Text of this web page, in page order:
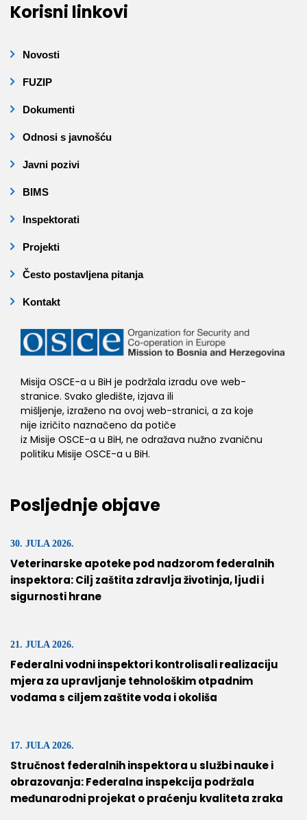
Korisni linkovi
Novosti
FUZIP
Dokumenti
Odnosi s javnošću
Javni pozivi
BIMS
Inspektorati
Projekti
Često postavljena pitanja
Kontakt
Misija OSCE-a u BiH je podržala izradu ove web-
stranice. Svako gledište, izjava ili
mišljenje, izraženo na ovoj web-stranici, a za koje
nije izričito naznačeno da potiče
iz Misije OSCE-a u BiH, ne odražava nužno zvaničnu
politiku Misije OSCE-a u BiH.
Posljednje objave
30. JULA 2026.
Veterinarske apoteke pod nadzorom federalnih
inspektora: Cilj zaštita zdravlja životinja, ljudi i
sigurnosti hrane
21. JULA 2026.
Federalni vodni inspektori kontrolisali realizaciju
mjera za upravljanje tehnološkim otpadnim
vodama s ciljem zaštite voda i okoliša
17. JULA 2026.
Stručnost federalnih inspektora u službi nauke i
obrazovanja: Federalna inspekcija podržala
međunarodni projekat o praćenju kvaliteta zraka